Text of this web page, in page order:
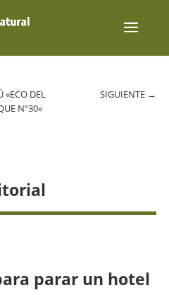
«ECO DEL
Nº30»
SIGUIENTE →
parar un hotel